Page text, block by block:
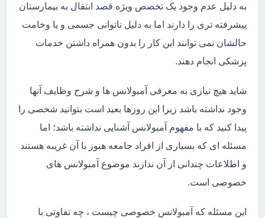
به دلیل عدم وجود یک تخصص ویژه قصد انتقال به بیمارستان
پیشرفته تری را دارند اما به دلیل ناتوانی جسمی و یا وخامت
حالشان نمی توانند این کار را بدون همراه داشتن خدمات
پزشکی انجام دهند.
شاید هیچ نیازی به معرفی آمبولانس ها و شرح وظایف آنها
وجود نداشته باشد زیرا این روزها بعید است بتوانید شخصی را
پیدا کنید که با مفهوم آمبولانس آشنایی نداشته باشد؛ اما
مسئله ای که بسیاری از افراد جامعه هنوز با آن غریبه هستند
و اطلاعات چندانی از آن ندارند موضوع آمبولانس های
خصوصی است.
این مسئله که آمبولانس خصوصی چیست ، چه تفاوتی با